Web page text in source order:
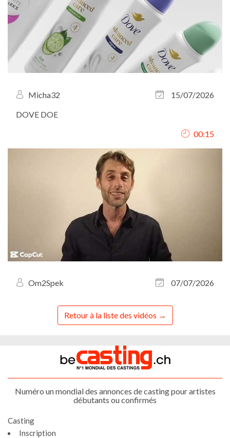
Micha32
15/07/2026
DOVE DOE
00:15
Om2Spek 07/07/2026
Retour à la liste des vidéos
Numéro un mondial des annonces de casting pour artistes
débutants ou confirmés
Casting
Inscription